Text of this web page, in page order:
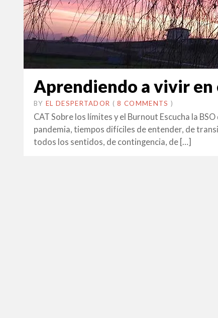
Aprendiendo a vivir en
BY EL DESPERTADOR ON
19
GENER
2020
•(8 COMMENTS )
CAT Sobre los límites y el Burnout Escucha la
pandemia, tiempos difíciles de entender, de
todos los sentidos, de contingencia, de […]